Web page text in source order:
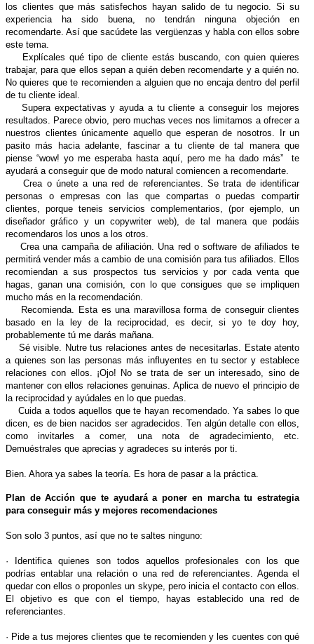
los clientes que más satisfechos hayan salido de tu negocio. Si su
experiencia ha sido buena, no tendrán ninguna objeción en
recomendarte. Así que sacúdete las vergüenzas y habla con ellos sobre
este tema.
Explícales qué tipo de cliente estás buscando, con quien quieres
trabajar, para que ellos sepan a quién deben recomendarte y a quién no.
No quieres que te recomienden a alguien que no encaja dentro del perfil
de tu cliente ideal.
Supera expectativas y ayuda a tu cliente a conseguir los mejores
resultados. Parece obvio, pero muchas veces nos limitamos a ofrecer a
nuestros clientes únicamente aquello que esperan de nosotros. Ir un
pasito más hacia adelante, fascinar a tu cliente de tal manera que
piense “wow! yo me esperaba hasta aquí, pero me ha dado más” te
ayudará a conseguir que de modo natural comiencen a recomendarte.
Crea o únete a una red de referenciantes. Se trata de identificar
personas o empresas con las que compartas o puedas compartir
clientes, porque teneis servicios complementarios, (por ejemplo, un
diseñador gráfico y un copywriter web), de tal manera que podáis
recomendaros los unos a los otros.
Crea una campaña de afiliación. Una red o software de afiliados te
permitirá vender más a cambio de una comisión para tus afiliados. Ellos
recomiendan a sus prospectos tus servicios y por cada venta que
hagas, ganan una comisión, con lo que consigues que se impliquen
mucho más en la recomendación.
Recomienda. Esta es una maravillosa forma de conseguir clientes
basado en la ley de la reciprocidad, es decir, si yo te doy hoy,
probablemente tú me darás mañana.
Sé visible. Nutre tus relaciones antes de necesitarlas. Estate atento
a quienes son las personas más influyentes en tu sector y establece
relaciones con ellos. ¡Ojo! No se trata de ser un interesado, sino de
mantener con ellos relaciones genuinas. Aplica de nuevo el principio de
la reciprocidad y ayúdales en lo que puedas.
Cuida a todos aquellos que te hayan recomendado. Ya sabes lo que
dicen, es de bien nacidos ser agradecidos. Ten algún detalle con ellos,
como invitarles a comer, una nota de agradecimiento, etc.
Demuéstrales que aprecias y agradeces su interés por ti.
Bien. Ahora ya sabes la teoría. Es hora de pasar a la práctica.
Plan de Acción que te ayudará a poner en marcha tu estrategia
para conseguir más y mejores recomendaciones
Son solo 3 puntos, así que no te saltes ninguno:
· Identifica quienes son todos aquellos profesionales con los que
podrías entablar una relación o una red de referenciantes. Agenda el
quedar con ellos o proponles un skype, pero inicia el contacto con ellos.
El objetivo es que con el tiempo, hayas establecido una red de
referenciantes.
· Pide a tus mejores clientes que te recomienden y les cuentes con qué